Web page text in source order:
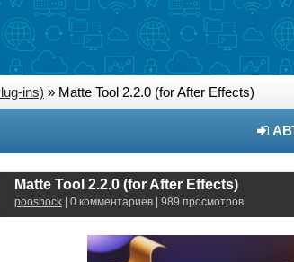
ins) » Matte Tool 2.2.0 (for After Effects)
Matte Tool 2.2.0 (for After Effects)
pooshock | 0 комментариев | 989 просмотров